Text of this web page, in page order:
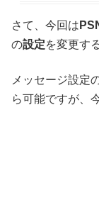
さて、今回は
の設定を変更す
メッセージ設定
ら可能ですが、